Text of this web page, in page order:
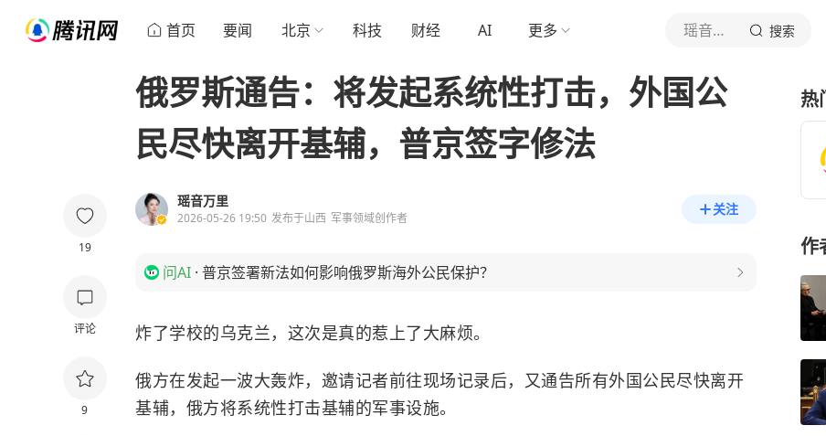
首页 要闻 北京 科技 财经 AI 更多 瑶音万里 搜索
19
评论
9
俄罗斯通告：将发起系统性打击，外国公
民尽快离开基辅，普京签字修法
瑶音万里
2026-05-26 19:50 发布于山西 军事领域创作者
关注
问AI · 普京签署新法如何影响俄罗斯海外公民保护？
炸了学校的乌克兰，这次是真的惹上了大麻烦。
俄方在发起一波大轰炸，邀请记者前往现场记录后，又通告所有外国公民尽快离开
基辅，俄方将系统性打击基辅的军事设施。
热
作